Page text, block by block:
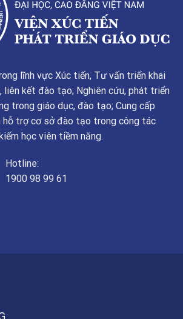
lĩnh vực Xúc tiến, Tư vấn triển khai
liên kết đào tạo; Nghiên cứu, phát triển
trong giáo dục, đào tạo; Cung cấp
trợ cơ sở đào tạo trong công tác
học viên tiềm năng.
Hotline:
1900 98 99 61